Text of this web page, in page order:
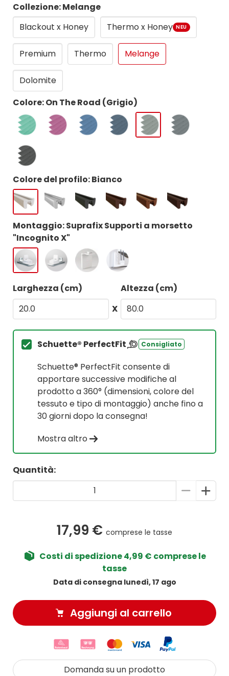
Collezione: Melange
Blackout x Honey
Thermo x Honey NEU
Premium Thermo Melange
Dolomite
Colore: On The Road (Grigio)
Colore del profilo: Bianco
Montaggio: Suprafix Supporti a morsetto
"Incognito X"
Larghezza (cm)
X
Altezza (cm)
Schuette® PerfectFit Consigliato
Schuette® PerfectFit consente di
apportare successive modifiche al
prodotto a 360° (dimensioni, colore del
tessuto e tipo di montaggio) anche fino a
30 giorni dopo la consegna!
Mostra altro
Quantità:
17,99 € comprese le tasse
Costi di spedizione 4,99 € comprese le
tasse
Data di consegna lunedì, 17 ago
Aggiungi al carrello
Domanda su un prodotto